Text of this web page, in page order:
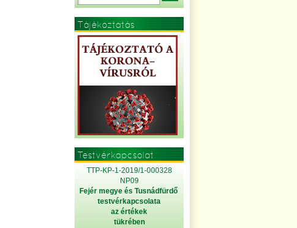
Tájékoztatás
Testvérkapcsolat
TTP-KP-1-2019/1-000328
NP09
Fejér megye és Tusnádfürdő
testvérkapcsolata
az értékek
tükrében